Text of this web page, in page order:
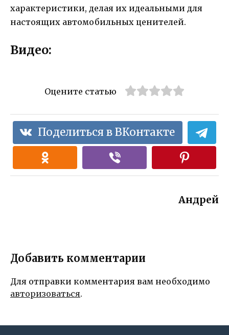
характеристики, делая их идеальными для
настоящих автомобильных ценителей.
Видео:
Оцените статью
Поделиться в ВКонтакте
Андрей
Добавить комментарии
Для отправки комментария вам необходимо
авторизоваться.